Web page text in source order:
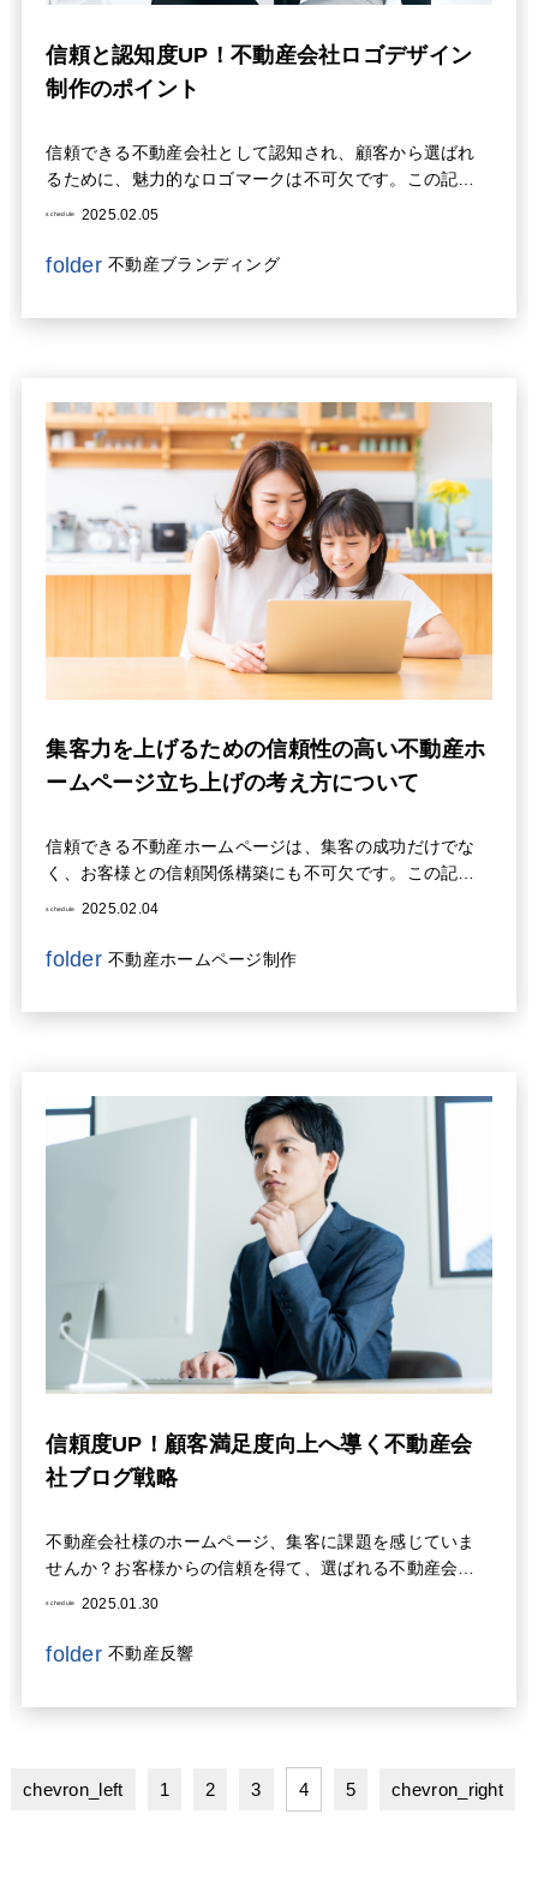
信頼と認知度UP！不動産会社ロゴデザイン
制作のポイント
信頼できる不動産会社として認知され、顧客から選ばれ
るために、魅力的なロゴマークは不可欠です。この記事
では、不動産会社ロゴマーク制作におけるポイントを解
schedule 2025.02.05
folder 不動産ブランディング
集客力を上げるための信頼性の高い不動産ホ
ームページ立ち上げの考え方について
信頼できる不動産ホームページは、集客の成功だけでな
く、お客様との信頼関係構築にも不可欠です。この記事
では、集客力と信頼性を兼ね備えた不動産ホームページ
で具体的に解説します。理想のホームページを作り、顧
schedule 2025.02.04
folder 不動産ホームページ制作
信頼度UP！顧客満足度向上へ導く不動産会
社ブログ戦略
不動産会社様のホームページ、集客に課題を感じていま
せんか？お客様からの信頼を得て、選ばれる不動産会社
になるためのブログ戦略を徹底解説します。集客アッ
る、効果的なブログ運営方法を分かりやすくお伝えしま
schedule 2025.01.30
folder 不動産反響
chevron_left 1 2 3 4 5 chevron_right